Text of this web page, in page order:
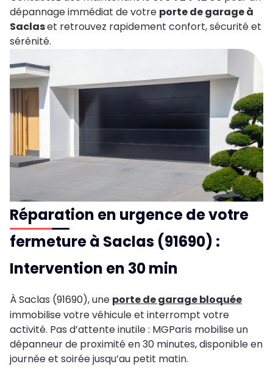
dépannage immédiat de votre porte de garage à
Saclaset retrouvez rapidement confort, sécurité et
sérénité.
Réparation en urgence de votre
fermeture à Saclas (91690) :
Intervention en 30 min
À Saclas (91690), une porte de garage bloquée
immobilise votre véhicule et interrompt votre
activité. Pas d’attente inutile : MGParis mobilise un
dépanneur de proximité en 30 minutes, disponible en
journée et soirée jusqu’au petit matin.